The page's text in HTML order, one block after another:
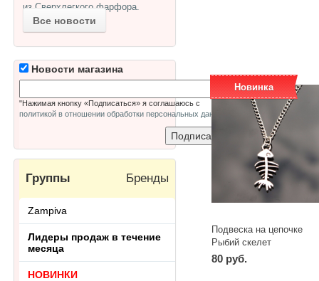
Новинка
Подвеска на цепочке
Рыбий скелет
80 руб.
из Сверхлегкого фарфора.
Все новости
Новости магазина
"Нажимая кнопку «Подписаться» я соглашаюсь с
политикой в отношении обработки персональных данных
Группы Бренды
Zampiva
Лидеры продаж в течение
месяца
НОВИНКИ